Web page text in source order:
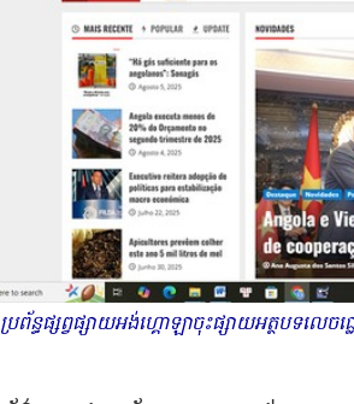
ប្រព័ន្ធផ្សព្វផ្សាយអង់ហ្គោឡាចុះផ្សាយអត្ថបទល